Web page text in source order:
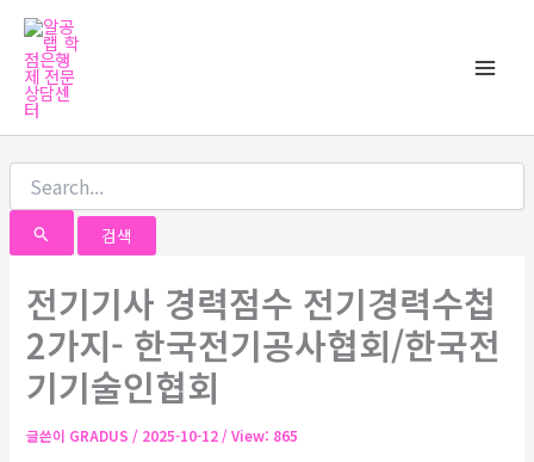
기
전기기사 경력점수 전기경력수첩
2가지- 한국전기공사협회/한국전
기기술인협회
글쓴이 GRADUS / 2025-10-12 / View: 865